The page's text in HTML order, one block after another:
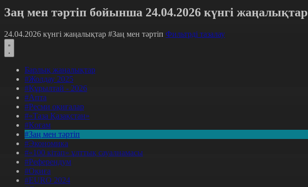
Заң мен тәртіп бойынша 24.04.2026 күнгі жаңалықтар
24.04.2026 күнгі жаңалықтар #Заң мен тәртіп Фильтрді тазалау
Барлық жаңалықтар
#Жолдау 2025
#Құрылтай - 2026
#Апта
#Ресми оқиғалар
#«Таза Қазақстан»
#Қоғам
#Заң мен тәртіп
#Экономика
#«100 кітап» ұлттық сауалнамасы
#Референдум
#Оқиға
#EURO 2024